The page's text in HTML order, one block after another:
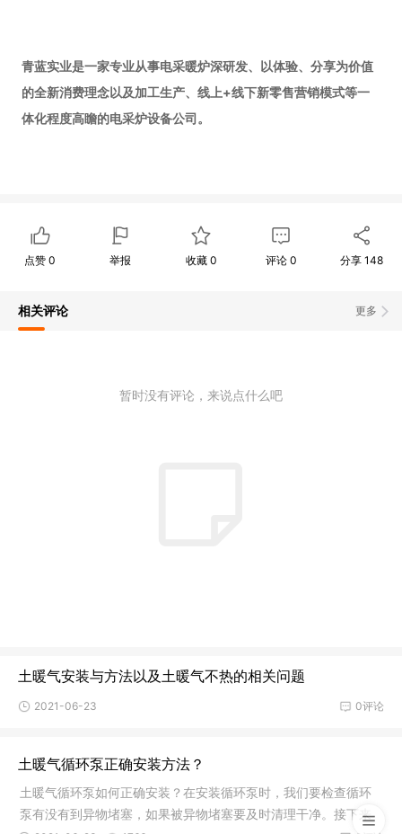
青蓝实业是一家专业从事电采暖炉深研发、以体验、分享为价值
的全新消费理念以及加工生产、线上+线下新零售营销模式等一
体化程度高瞻的电采炉设备公司。
点赞0 举报 收藏 0 评论0 分享148
更多
相关评论
暂时没有评论，来说点什么吧
土暖气安装与方法以及土暖气不热的相关问题
0评论
2021-06-23
土暖气循环泵正确安装方法？
土暖气循环泵如何正确安装？在安装循环泵时，我们要检查循环
泵有没有到异物堵塞，如果被异物堵塞要及时清理干净。接下来